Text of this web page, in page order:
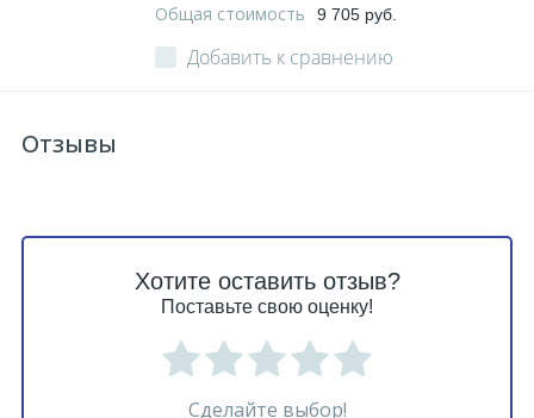
Общая стоимость 9 705 руб.
Добавить к сравнению
Отзывы
Хотите оставить отзыв?
Поставьте свою оценку!
Сделайте выбор!